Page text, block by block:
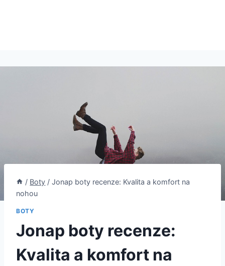
/ Boty / Jonap boty recenze: Kvalita a komfort na
nohou
BOTY
Jonap boty recenze:
Kvalita a komfort na